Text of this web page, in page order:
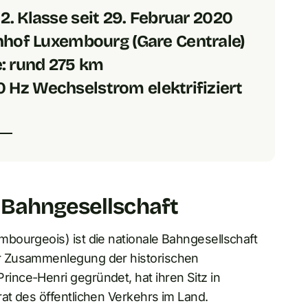
Klasse seit 29. Februar 2020
Luxembourg (Gare Centrale)
rund 275 km
Hz Wechselstrom elektrifiziert
ist die nationale Bahngesellschaft
Zusammenlegung der historischen
Henri gegründet, hat ihren Sitz in
des öffentlichen Verkehrs im Land.